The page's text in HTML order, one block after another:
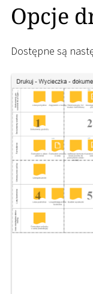
Opcje
Dostępne są